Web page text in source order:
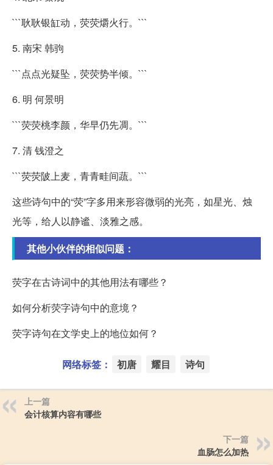
```耿耿银缸动，荧荧爝火行。```
5. 南宋 韩驹
```点点光疑坠，荧荧势半倾。```
6. 明 何景明
```荧荧桃李颜，华早仍先凋。```
7. 清 钱澄之
```荧荧陂上麦，青青畦间蔬。```
这些诗句中的“荧”字多用来形容微弱的光亮，如星光、烛
光等，给人以静谧、淡雅之感。
其他小伙伴的相似问题：
荧字在古诗词中的其他用法有哪些？
如何分析荧字诗句中的意境？
荧字诗句在文学史上的地位如何？
网络标签： 初唐 耀目 诗句
上一篇
会计核算内容有哪些
下一篇
血肠怎么加热